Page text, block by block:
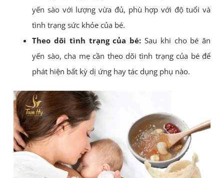
yến sào với lượng vừa đủ, phù hợp với độ tuổi và
tình trạng sức khỏe của bé.
Theo dõi tình trạng của bé: Sau khi cho bé ăn
yến sào, cha mẹ cần theo dõi tình trạng của bé để
phát hiện bất kỳ dị ứng hay tác dụng phụ nào.